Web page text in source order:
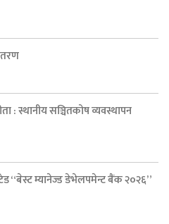
: स्थानीय सञ्चितकोष व्यवस्थापन
“बेस्ट म्यानेज्ड डेभेलपमेन्ट बैंक २०२६”